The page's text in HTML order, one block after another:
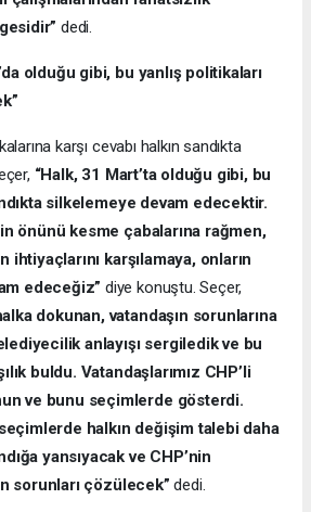
dedi.
olduğu gibi, bu yanlış politikaları
karşı cevabı halkın sandıkta
“Halk, 31 Mart’ta olduğu gibi, bu
silkelemeye devam edecektir.
önünü kesme çabalarına rağmen,
ihtiyaçlarını karşılamaya, onların
edeceğiz”diye konuştu. Seçer,
dokunan, vatandaşın sorunlarına
anlayışı sergiledik ve bu
buldu. Vatandaşlarımız CHP’li
ve bunu seçimlerde gösterdi.
halkın değişim talebi daha
yansıyacak ve CHP’nin
sorunları çözülecek”dedi.